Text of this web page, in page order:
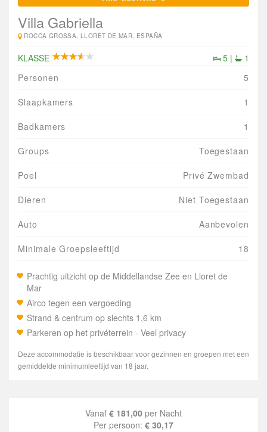
Villa Gabriella
ROCCA GROSSA, LLORET DE MAR, ESPAÑA
KLASSE 5 |
1
Personen
5
Slaapkamers 1
Badkamers 1
Groups Toegestaan
Poel Privé Zwembad
Dieren Niet Toegestaan
Auto Aanbevolen
Minimale Groepsleeftijd 18
Prachtig uitzicht op de Middellandse Zee en Lloret de
Mar
Airco tegen een vergoeding
Strand & centrum op slechts 1,6 km
Parkeren op het privéterrein - Veel privacy
Deze accommodatie is beschikbaar voor gezinnen en groepen met een
gemiddelde minimumleeftijd van 18 jaar.
Vanaf € 181,00 per Nacht
Per persoon: € 30,17